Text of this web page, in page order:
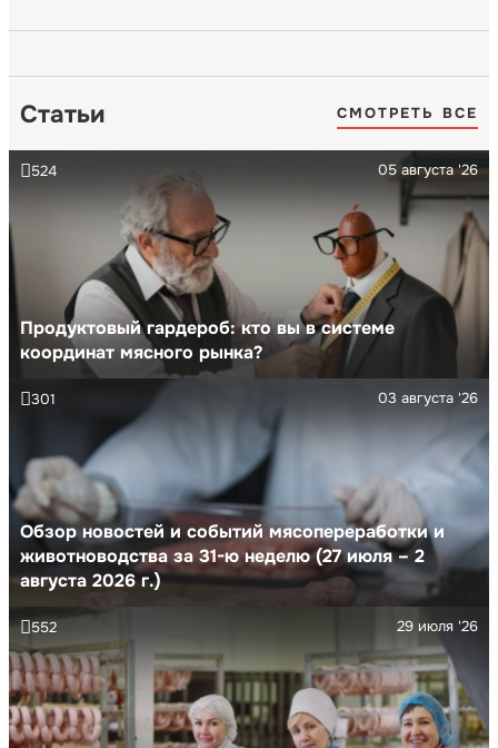
Статьи СМОТРЕТЬ ВСЕ
Продуктовый гардероб: кто вы в системе
координат мясного рынка?
05 августа '26
524
Обзор новостей и событий мясопереработки и
животноводства за 31-ю неделю (27 июля – 2
августа 2026 г.)
03 августа '26
301
29 июля '26
552